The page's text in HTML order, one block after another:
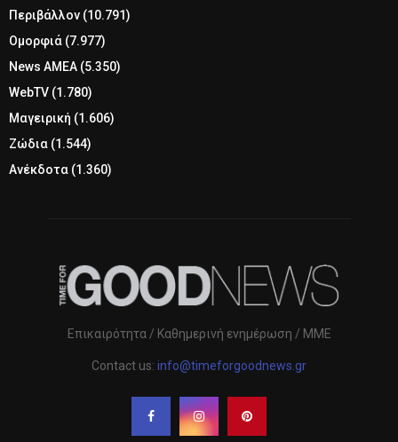
Περιβάλλον (10.791)
Ομορφιά (7.977)
News ΑΜΕΑ (5.350)
WebTV (1.780)
Μαγειρική (1.606)
Ζώδια (1.544)
Ανέκδοτα (1.360)
Επικαιρότητα / Καθημερινή ενημέρωση / ΜΜΕ
Contact us: info@timeforgoodnews.gr